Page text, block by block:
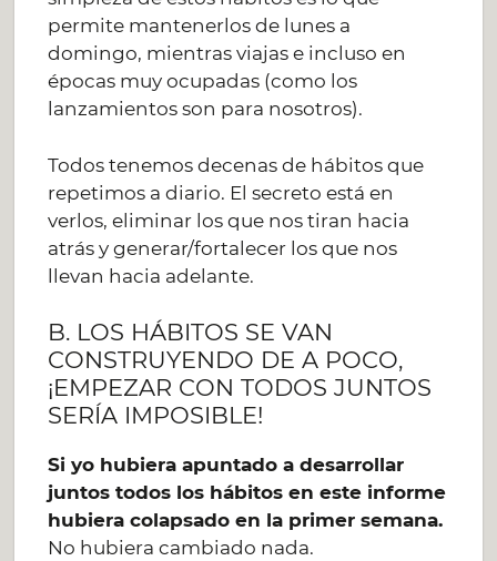
permite mantenerlos de lunes a
domingo, mientras viajas e incluso en
épocas muy ocupadas (como los
lanzamientos son para nosotros).
Todos tenemos decenas de hábitos que
repetimos a diario. El secreto está en
verlos, eliminar los que nos tiran hacia
atrás y generar/fortalecer los que nos
llevan hacia adelante.
B. LOS HÁBITOS SE VAN
CONSTRUYENDO DE A POCO,
¡EMPEZAR CON TODOS JUNTOS
SERÍA IMPOSIBLE!
Si yo hubiera apuntado a desarrollar
juntos todos los hábitos en este informe
hubiera colapsado en la primer semana.
No hubiera cambiado nada.